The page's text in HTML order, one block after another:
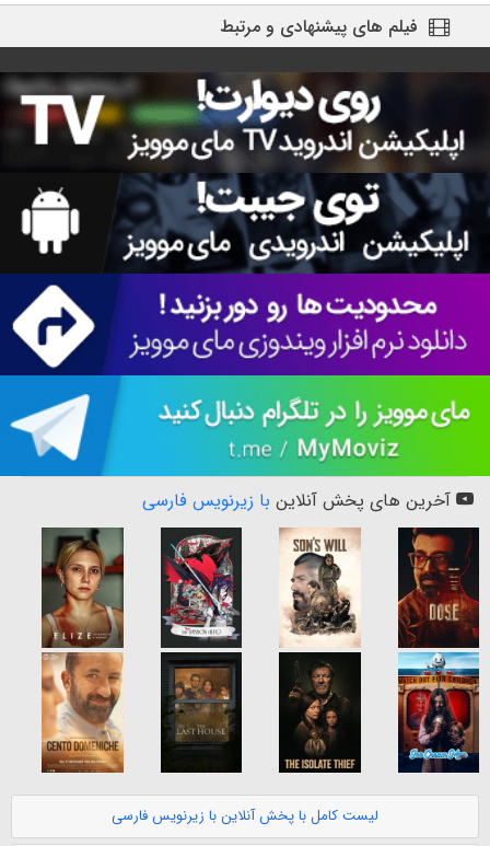
فیلم های پیشنهادی و مرتبط
آخرین های پخش آنلاین با زیرنویس فارسی
لیست کامل با پخش آنلاین با زیرنویس فارسی